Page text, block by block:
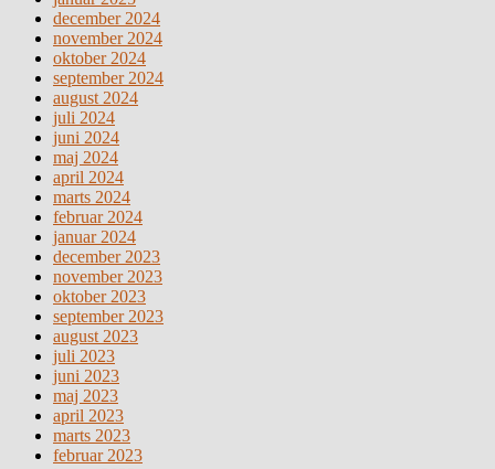
december 2024
november 2024
oktober 2024
september 2024
august 2024
juli 2024
juni 2024
maj 2024
april 2024
marts 2024
februar 2024
januar 2024
december 2023
november 2023
oktober 2023
september 2023
august 2023
juli 2023
juni 2023
maj 2023
april 2023
marts 2023
februar 2023